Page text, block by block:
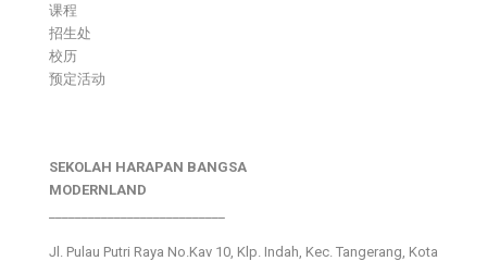
课程
招生处
校历
预定活动
SEKOLAH HARAPAN BANGSA
MODERNLAND
Jl. Pulau Putri Raya No.Kav 10, Klp. Indah, Kec. Tangerang, Kota